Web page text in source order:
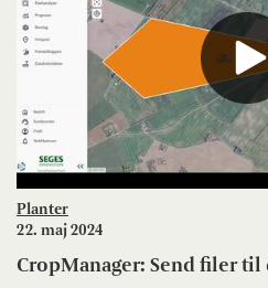
Planter
22. maj 2024
CropManager: Send filer